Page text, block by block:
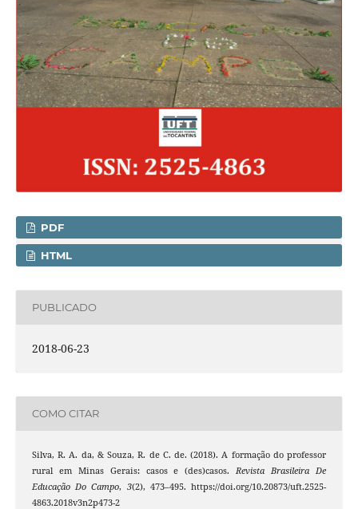
PDF
HTML
PUBLICADO
2018-06-23
COMO CITAR
Silva, R. A. da, & Souza, R. de C. de. (2018). A formação do professor
rural em Minas Gerais: casos e (des)casos. Revista Brasileira De
Educação Do Campo, 3(2), 473–495. https://doi.org/10.20873/uft.2525-
4863.2018v3n2p473-2